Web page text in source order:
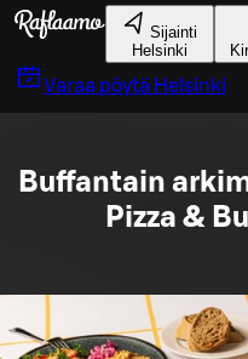
Siirry pääsisältöön
Sijainti
Helsinki
Varaa pöytä Helsinki
Buffantain
Pizza &